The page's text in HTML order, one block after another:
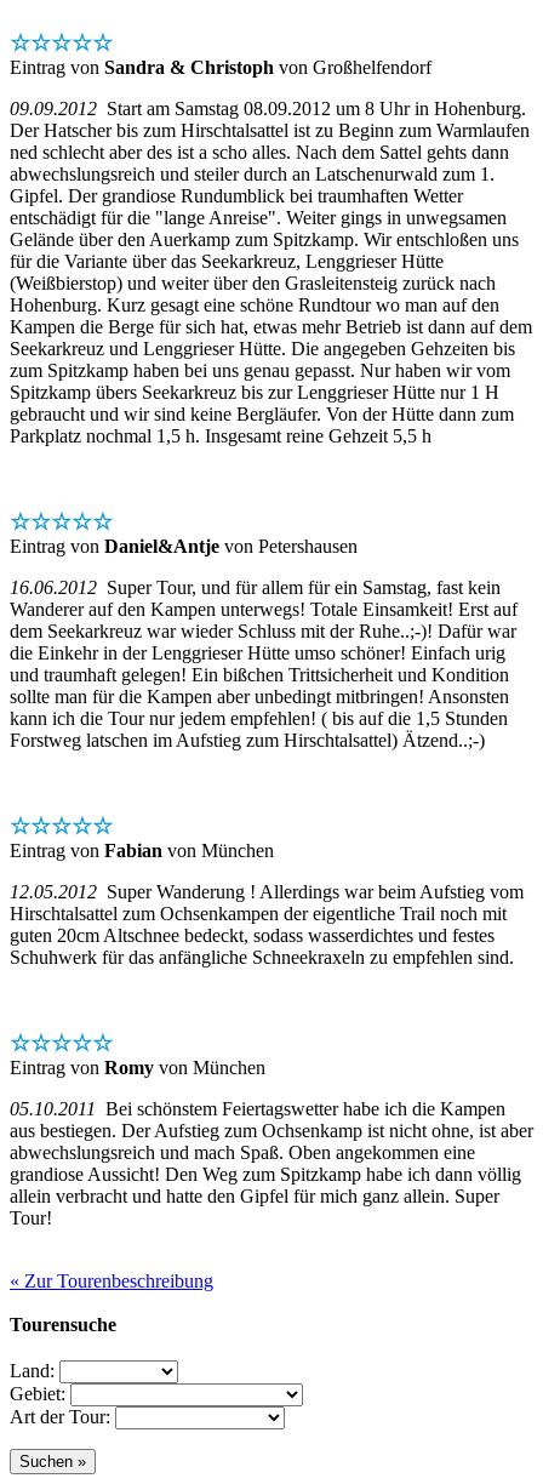
☆☆☆☆☆
Eintrag von Sandra & Christoph von Großhelfendorf
09.09.2012 Start am Samstag 08.09.2012 um 8 Uhr in Hohenburg.
Der Hatscher bis zum Hirschtalsattel ist zu Beginn zum Warmlaufen
ned schlecht aber des ist a scho alles. Nach dem Sattel gehts dann
abwechslungsreich und steiler durch an Latschenurwald zum 1.
Gipfel. Der grandiose Rundumblick bei traumhaften Wetter
entschädigt für die "lange Anreise". Weiter gings in unwegsamen
Gelände über den Auerkamp zum Spitzkamp. Wir entschloßen uns
für die Variante über das Seekarkreuz, Lenggrieser Hütte
(Weißbierstop) und weiter über den Grasleitensteig zurück nach
Hohenburg. Kurz gesagt eine schöne Rundtour wo man auf den
Kampen die Berge für sich hat, etwas mehr Betrieb ist dann auf dem
Seekarkreuz und Lenggrieser Hütte. Die angegeben Gehzeiten bis
zum Spitzkamp haben bei uns genau gepasst. Nur haben wir vom
Spitzkamp übers Seekarkreuz bis zur Lenggrieser Hütte nur 1 H
gebraucht und wir sind keine Bergläufer. Von der Hütte dann zum
Parkplatz nochmal 1,5 h. Insgesamt reine Gehzeit 5,5 h
☆☆☆☆☆
Eintrag von Daniel&Antje von Petershausen
16.06.2012 Super Tour, und für allem für ein Samstag, fast kein
Wanderer auf den Kampen unterwegs! Totale Einsamkeit! Erst auf
dem Seekarkreuz war wieder Schluss mit der Ruhe..;-)! Dafür war
die Einkehr in der Lenggrieser Hütte umso schöner! Einfach urig
und traumhaft gelegen! Ein bißchen Trittsicherheit und Kondition
sollte man für die Kampen aber unbedingt mitbringen! Ansonsten
kann ich die Tour nur jedem empfehlen! ( bis auf die 1,5 Stunden
Forstweg latschen im Aufstieg zum Hirschtalsattel) Ätzend..;-)
☆☆☆☆☆
Eintrag von Fabian von München
12.05.2012 Super Wanderung ! Allerdings war beim Aufstieg vom
Hirschtalsattel zum Ochsenkampen der eigentliche Trail noch mit
guten 20cm Altschnee bedeckt, sodass wasserdichtes und festes
Schuhwerk für das anfängliche Schneekraxeln zu empfehlen sind.
☆☆☆☆☆
Eintrag von Romy von München
05.10.2011 Bei schönstem Feiertagswetter habe ich die Kampen
aus bestiegen. Der Aufstieg zum Ochsenkamp ist nicht ohne, ist aber
abwechslungsreich und mach Spaß. Oben angekommen eine
grandiose Aussicht! Den Weg zum Spitzkamp habe ich dann völlig
allein verbracht und hatte den Gipfel für mich ganz allein. Super
Tour!
« Zur Tourenbeschreibung
Tourensuche
Land:
Gebiet:
Art der Tour: